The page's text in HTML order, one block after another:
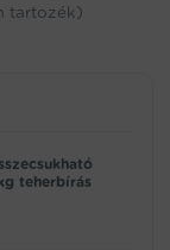
tartozék)
teherbírás